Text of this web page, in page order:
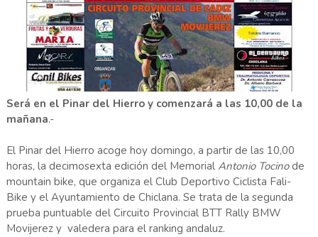
Será en el Pinar del Hierro y comenzará a las 10,00 de la
mañana.-
El Pinar del Hierro acoge hoy domingo, a partir de las 10,00
horas, la decimosexta edición del Memorial Antonio Tocinode
mountain bike, que organiza el Club Deportivo Ciclista Fali-
Bike y el Ayuntamiento de Chiclana. Se trata de la segunda
prueba puntuable del Circuito Provincial BTT Rally BMW
Movijerez y valedera para el ranking andaluz.